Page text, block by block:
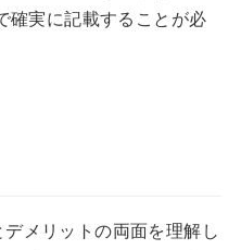
確実に記載することが必
メリットの両面を理解し